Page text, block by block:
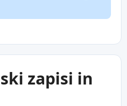
zapisi in